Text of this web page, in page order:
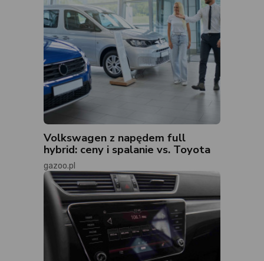
Volkswagen z napędem full
hybrid: ceny i spalanie vs. Toyota
gazoo.pl